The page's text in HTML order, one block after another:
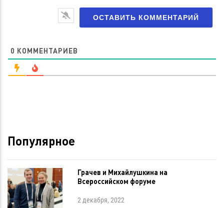
0 КОММЕНТАРИЕВ
Популярное
Грачев и Михайлушкина на
Всероссийском форуме
2 декабря, 2022